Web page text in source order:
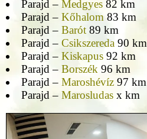
Parajd – Medgyes82 km
Parajd – Kőhalom 83 km
Parajd – Barót89 km
Parajd – Csikszereda90 km
Parajd – Kiskapus92 km
Parajd – Borszék 96 km
Parajd – Maroshévíz97 km
Parajd – Marosludasx km